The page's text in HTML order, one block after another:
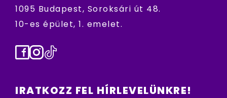
1095 Budapest, Soroksári út 48.
10-es épület, 1. emelet.
Facebook
Instagram
TikTok
IRATKOZZ FEL HÍRLEVELÜNKRE!